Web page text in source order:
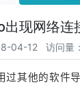
现网络连
04-12 访问量
过其他的软件